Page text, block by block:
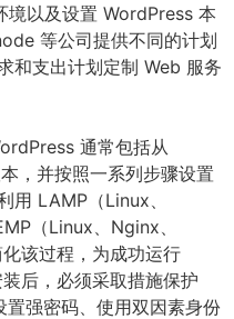
境以及设置 WordPress 本
等公司提供不同的计划
和支出计划定制 Web 服务
通常包括从
，并按照一系列步骤设置
用 LAMP（Linux、
（Linux、Nginx、
该过程，为成功运行
后，必须采取措施保护
强密码、使用双因素身份